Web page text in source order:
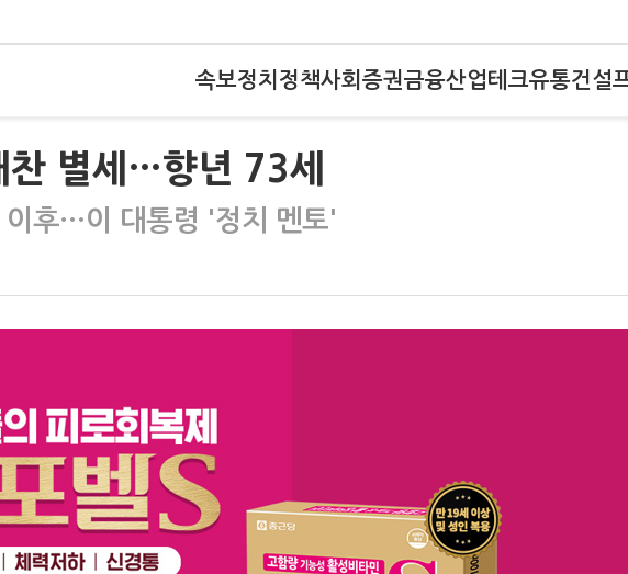
속보정치 정책사회 증권금융산업테크유통건설
별세…향년 73세
이후…이 대통령 '정치 멘토'